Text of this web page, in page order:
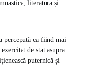
literatura și
percepută ca fiind mai
de stat asupra
puternică și